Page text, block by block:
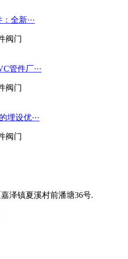
全新···
阀门
管件厂···
阀门
埋设优···
阀门
泽镇夏溪村前潘塘36号.